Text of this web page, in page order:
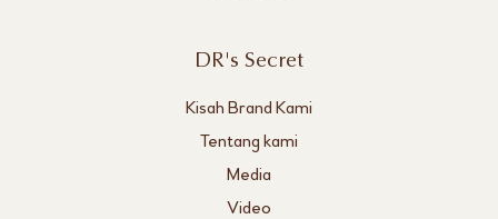
DR's Secret
Kisah Brand Kami
Tentang kami
Media
Video